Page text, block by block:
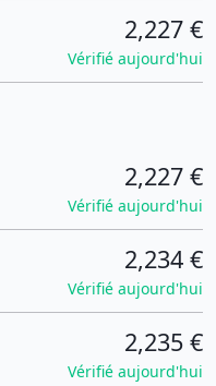
2,227 €
Vérifié aujourd'hui
2,227 €
Vérifié aujourd'hui
2,234 €
Vérifié aujourd'hui
2,235 €
Vérifié aujourd'hui